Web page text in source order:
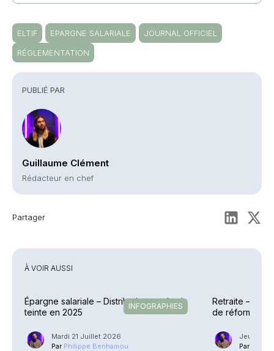
PUBLIÉ PAR
Guillaume Clément
Rédacteur en chef
Partager
ELTIF EPARGNE SALARIALE
JOURNAL OFFICIEL
RÉGLEMENTATION
À VOIR AUSSI
INFOGRAPHIES
Épargne salariale – Distribution en demi-
teinte en 2025
Mardi 21 Juillet 2026
Par Philippe Benhamou
Retraite –
de réforme
Jeudi 18
Par